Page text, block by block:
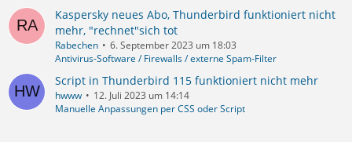
Kaspersky neues Abo, Thunderbird funktioniert nicht
mehr, "rechnet"sich tot
Rabechen
6. September 2023 um 18:03
Antivirus-Software / Firewalls / externe Spam-Filter
Script in Thunderbird 115 funktioniert nicht mehr
hwww
12. Juli 2023 um 14:14
Manuelle Anpassungen per CSS oder Script